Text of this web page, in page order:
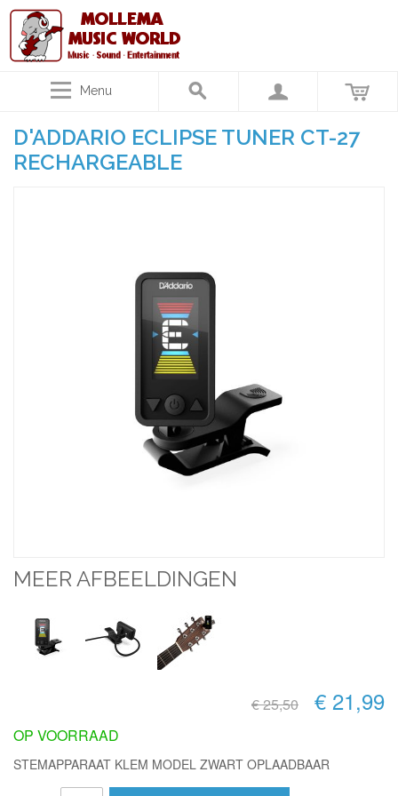
Menu
D'ADDARIO ECLIPSE TUNER CT-27
RECHARGEABLE
MEER AFBEELDINGEN
€ 25,50 € 21,99
OP VOORRAAD
STEMAPPARAAT KLEM MODEL ZWART OPLAADBAAR